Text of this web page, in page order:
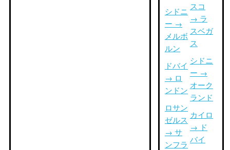
シドニ
ー →
メルボ
ルン
ドバイ
→ ロ
ンドン
ロサン
ゼルス
→ サ
ンフラ
スコ
→ ラ
スベガ
ス
シドニ
ー →
オーク
ランド
カイロ
→ ド
バイ